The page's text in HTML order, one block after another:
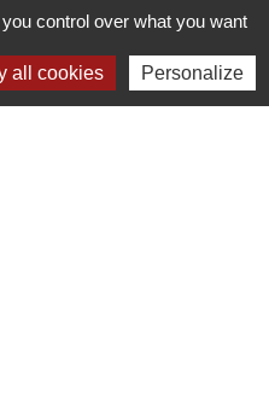
control over what you want
all cookies Personalize